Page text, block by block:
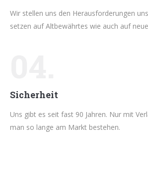
Wir stellen uns den Herausforderungen
setzen auf Altbewährtes wie auch auf
Sicherheit
Uns gibt es seit fast 90 Jahren. Nur mit
man so lange am Markt bestehen.